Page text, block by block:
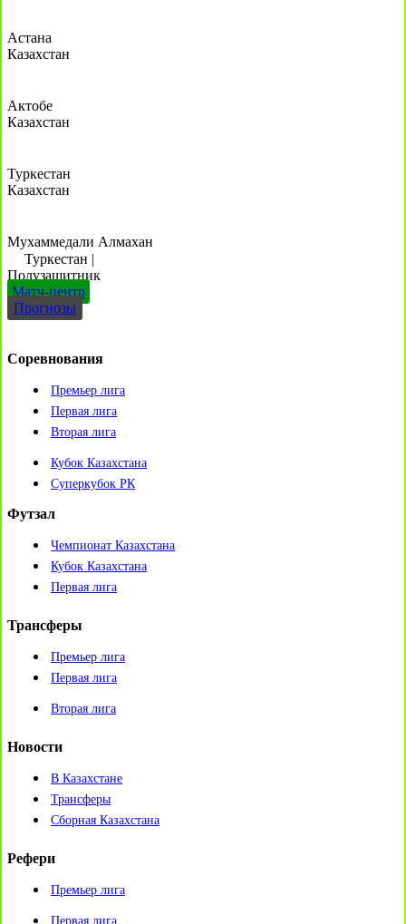
Астана
Казахстан
Актобе
Казахстан
Туркестан
Казахстан
Мухаммедали Алмахан
Туркестан |
Полузащитник
Матч-центр
Прогнозы
Соревнования
Премьер лига
Первая лига
Вторая лига
Кубок Казахстана
Суперкубок РК
Футзал
Чемпионат Казахстана
Кубок Казахстана
Первая лига
Трансферы
Премьер лига
Первая лига
Вторая лига
Новости
В Казахстане
Трансферы
Сборная Казахстана
Рефери
Премьер лига
Первая лига